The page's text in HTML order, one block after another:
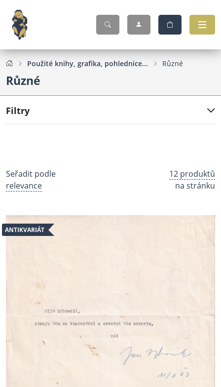
Použité knihy, grafika, pohlednice... Různé
Různé
Filtry
Seřadit podle
relevance
12 produktů
na stránku
ANTIKVARIÁT